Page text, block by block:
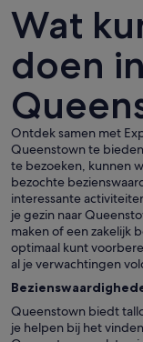
Wat
doen in
Ontdek samen met
Queenstown te
te bezoeken, kunnen
bezochte
interessante
je gezin naar
maken of een zakelijk
optimaal kunt
al je verwachtingen
Queenstown biedt
je helpen bij het